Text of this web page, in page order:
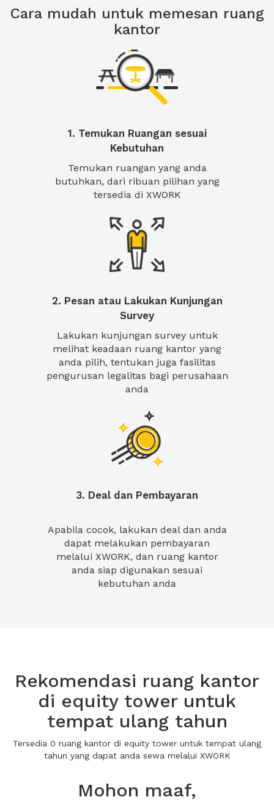
Cara mudah untuk memesan ruang
kantor
1. Temukan Ruangan sesuai
Kebutuhan
Temukan ruangan yang anda
butuhkan, dari ribuan pilihan yang
tersedia di XWORK
2. Pesan atau Lakukan Kunjungan
Survey
Lakukan kunjungan survey untuk
melihat keadaan ruang kantor yang
anda pilih, tentukan juga fasilitas
pengurusan legalitas bagi perusahaan
anda
3. Deal dan Pembayaran
Apabila cocok, lakukan deal dan anda
dapat melakukan pembayaran
melalui XWORK, dan ruang kantor
anda siap digunakan sesuai
kebutuhan anda
Rekomendasi ruang kantor
di equity tower untuk
tempat ulang tahun
Tersedia 0 ruang kantor di equity tower untuk tempat ulang
tahun yang dapat anda sewa melalui XWORK
Mohon maaf,